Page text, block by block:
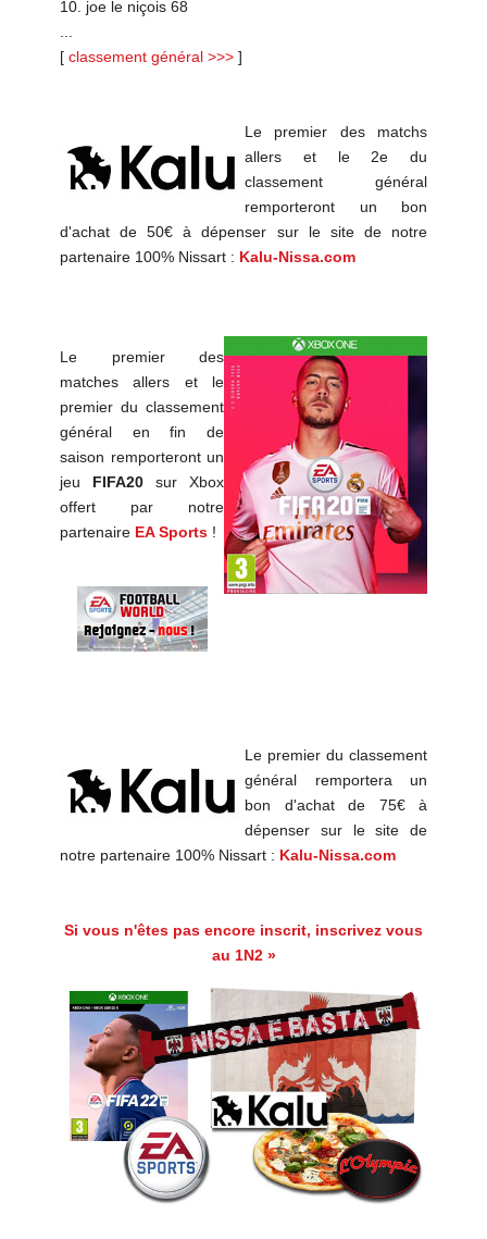
10. joe le niçois 68
[ classement général >>> ]
Le premier des matchs
allers et le 2e du
classement général
remporteront un bon
d'achat de 50€ à dépenser sur le site de notre
partenaire 100% Nissart : Kalu-Nissa.com
Le premier des
matches allers et le
premier du classement
général en fin de
saison remporteront un
jeu FIFA20 sur Xbox
offert par notre
partenaire EA Sports !
Le premier du classement
général remportera un
bon d'achat de 75€ à
dépenser sur le site de
notre partenaire 100% Nissart : Kalu-Nissa.com
Si vous n'êtes pas encore inscrit, inscrivez vous
au 1N2 »